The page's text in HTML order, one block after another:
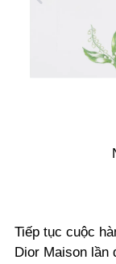
Tiếp tục cuộc
Dior Maison lần